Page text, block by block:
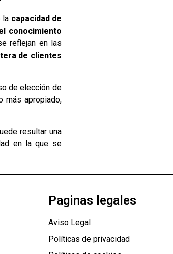
la capacidad de
conocimiento
reflejan en las
de clientes
de elección de
más apropiado,
resultar una
en la que se
Paginas legales
Aviso Legal
Políticas de privacidad